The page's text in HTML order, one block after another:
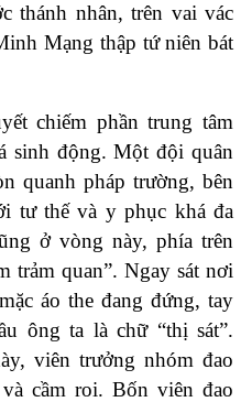
thánh nhân, trên vai vác
Mạng thập tứ niên bát
chiếm phần trung tâm
sinh động. Một đội quân
quanh pháp trường, bên
tư thế và y phục khá đa
ở vòng này, phía trên
trảm quan”. Ngay sát nơi
áo the đang đứng, tay
ông ta là chữ “thị sát”.
viên trưởng nhóm đao
cầm roi. Bốn viên đao